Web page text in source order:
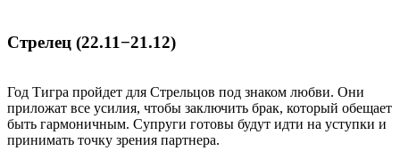
Стрелец (22.11−21.12)
Год Тигра пройдет для Стрельцов под знаком любви. Они
приложат все усилия, чтобы заключить брак, который обещает
быть гармоничным. Супруги готовы будут идти на уступки и
принимать точку зрения партнера.